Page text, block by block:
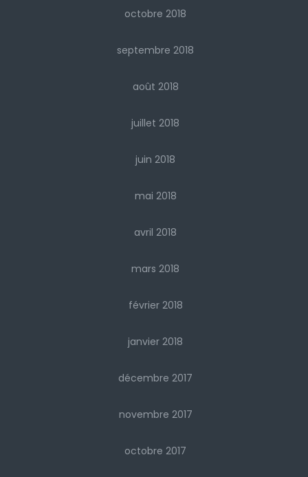
octobre 2018
septembre 2018
août 2018
juillet 2018
juin 2018
mai 2018
avril 2018
mars 2018
février 2018
janvier 2018
décembre 2017
novembre 2017
octobre 2017